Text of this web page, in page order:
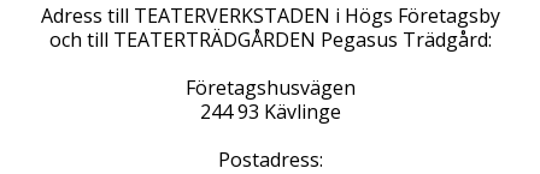
Adress till TEATERVERKSTADEN i Högs Företagsby
och till TEATERTRÄDGÅRDEN Pegasus Trädgård:
Företagshusvägen
244 93 Kävlinge
Postadress: